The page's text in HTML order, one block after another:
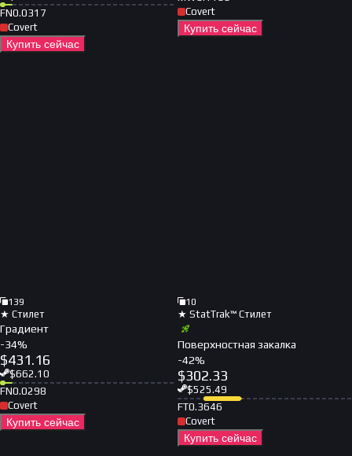
FN0.0317
Covert
Купить сейчас
Covert
Купить сейчас
139
★ Стилет
Градиент
-34%
$431.16
$662.10
FN0.0298
Covert
Купить сейчас
10
★ StatTrak™ Стилет
Поверхностная закалка
-42%
$302.33
$525.49
FT0.3646
Covert
Купить сейчас